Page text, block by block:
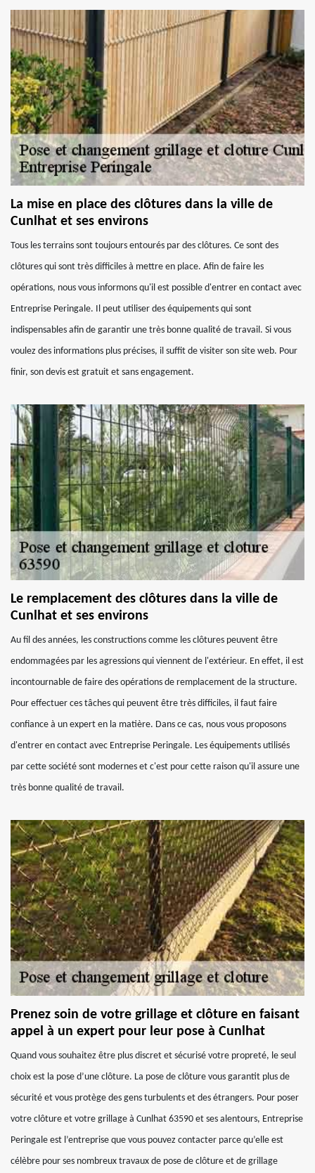
La mise en place des clôtures dans la ville de
Cunlhat et ses environs
Tous les terrains sont toujours entourés par des clôtures. Ce sont des
clôtures qui sont très difficiles à mettre en place. Afin de faire les
opérations, nous vous informons qu'il est possible d'entrer en contact avec
Entreprise Peringale. Il peut utiliser des équipements qui sont
indispensables afin de garantir une très bonne qualité de travail. Si vous
voulez des informations plus précises, il suffit de visiter son site web. Pour
finir, son devis est gratuit et sans engagement.
Le remplacement des clôtures dans la ville de
Cunlhat et ses environs
Au fil des années, les constructions comme les clôtures peuvent être
endommagées par les agressions qui viennent de l'extérieur. En effet, il est
incontournable de faire des opérations de remplacement de la structure.
Pour effectuer ces tâches qui peuvent être très difficiles, il faut faire
confiance à un expert en la matière. Dans ce cas, nous vous proposons
d'entrer en contact avec Entreprise Peringale. Les équipements utilisés
par cette société sont modernes et c'est pour cette raison qu'il assure une
très bonne qualité de travail.
Prenez soin de votre grillage et clôture en faisant
appel à un expert pour leur pose à Cunlhat
Quand vous souhaitez être plus discret et sécurisé votre propreté, le seul
choix est la pose d’une clôture. La pose de clôture vous garantit plus de
sécurité et vous protège des gens turbulents et des étrangers. Pour poser
votre clôture et votre grillage à Cunlhat 63590 et ses alentours, Entreprise
Peringale est l’entreprise que vous pouvez contacter parce qu’elle est
célèbre pour ses nombreux travaux de pose de clôture et de grillage